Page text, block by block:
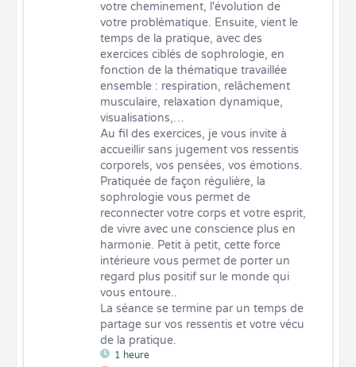
1 heure
votre cheminement, l'évolution de
votre problématique. Ensuite, vient le
temps de la pratique, avec des
exercices ciblés de sophrologie, en
fonction de la thématique travaillée
ensemble : respiration, relâchement
musculaire, relaxation dynamique,
visualisations,…
Au fil des exercices, je vous invite à
accueillir sans jugement vos ressentis
corporels, vos pensées, vos émotions.
Pratiquée de façon régulière, la
sophrologie vous permet de
reconnecter votre corps et votre esprit,
de vivre avec une conscience plus en
harmonie. Petit à petit, cette force
intérieure vous permet de porter un
regard plus positif sur le monde qui
vous entoure..
La séance se termine par un temps de
partage sur vos ressentis et votre vécu
de la pratique.